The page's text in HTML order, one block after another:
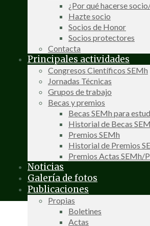
¿Por qué hacerse
Hazte socio
Socios de Honor
Socios protectores
Contacta
Principales actividades
Congresos Científicos SEMh
Jornadas Técnicas
Grupos de trabajo
Becas y premios
Becas SEMh para
Historial de Becas
Premios SEMh
Historial de Premios
Premios Actas SEMh/
Noticias
Galería de fotos
Publicaciones
Propias
Boletines
Actas